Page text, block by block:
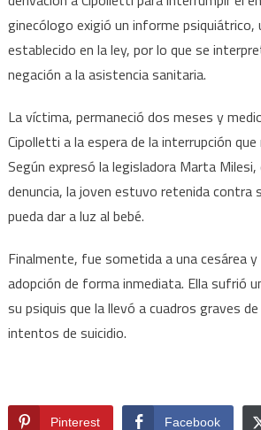
ginecólogo exigió un informe psiquiátrico,
establecido en la ley, por lo que se
negación a la asistencia sanitaria.
La víctima, permaneció dos meses y
Cipolletti a la espera de la interrupción
Según expresó la legisladora Marta
denuncia, la joven estuvo retenida contra
pueda dar a luz al bebé.
Finalmente, fue sometida a una cesárea y
adopción de forma inmediata. Ella sufrió
su psiquis que la llevó a cuadros graves
intentos de suicidio.
Pinterest Facebook